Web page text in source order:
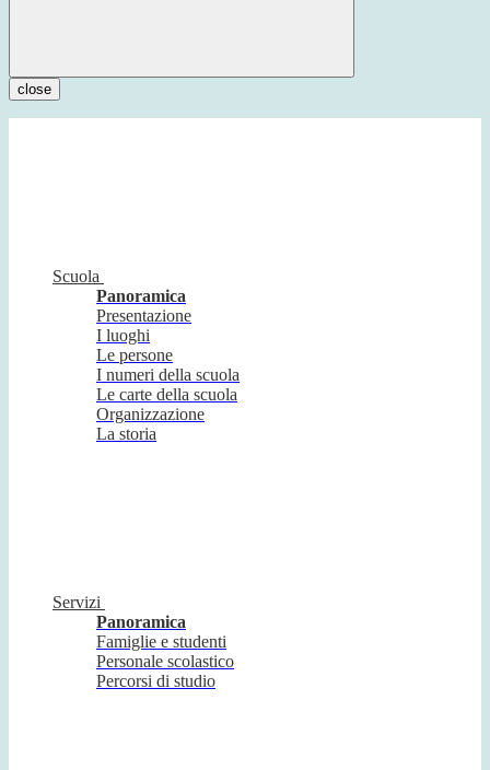
close
Scuola
Panoramica
Presentazione
I luoghi
Le persone
I numeri della scuola
Le carte della scuola
Organizzazione
La storia
Servizi
Panoramica
Famiglie e studenti
Personale scolastico
Percorsi di studio